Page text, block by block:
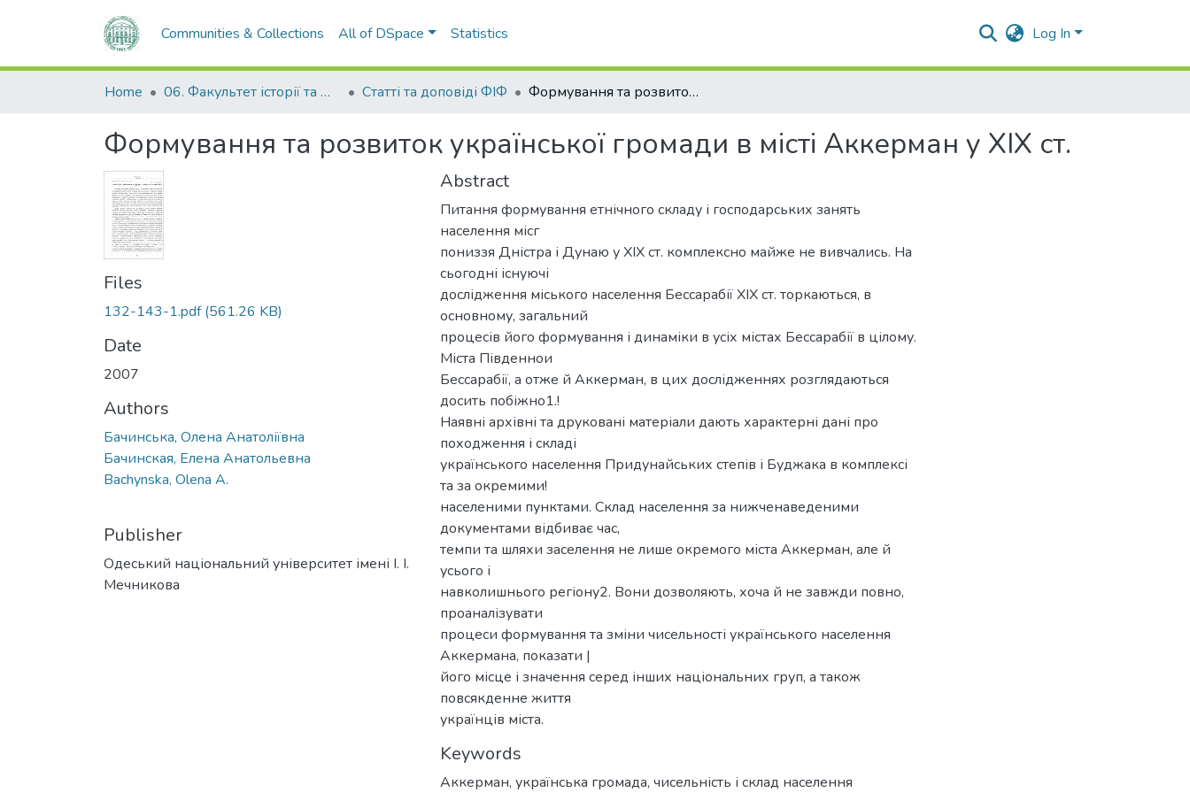
Communities & Collections All of DSpace Statistics Log In
Home 06. Факультет історії та філософії Статті та доповіді ФІФ Формування та розвиток української громади в місті Аккерман у XIX ст.
Формування та розвиток української громади в місті Аккерман у XIX ст.
Files
132-143-1.pdf(561.26 KB)
Date
2007
Authors
Бачинська, Олена Анатоліївна
Бачинская, Елена Анатольевна
Bachynska, Olena A.
Publisher
Одеський національний університет імені І. І.
Мечникова
Abstract
Питання формування етнічного складу і господарських занять
населення місг
пониззя Дністра і Дунаю у XIX ст. комплексно майже не вивчались. На
сьогодні існуючі
дослідження міського населення Бессарабії XIX ст. торкаються, в
основному, загальний
процесів його формування і динаміки в усіх містах Бессарабії в цілому.
Міста Південнои
Бессарабії, а отже й Аккерман, в цих дослідженнях розглядаються
досить побіжно1.!
Наявні архівні та друковані матеріали дають характерні дані про
походження і складі
українського населення Придунайських степів і Буджака в комплексі
та за окремими!
населеними пунктами. Склад населення за нижченаведеними
документами відбиває час,
темпи та шляхи заселення не лише окремого міста Аккерман, але й
усього і
навколишнього регіону2. Вони дозволяють, хоча й не завжди повно,
проаналізувати
процеси формування та зміни чисельності українського населення
Аккермана, показати |
його місце і значення серед інших національних груп, а також
повсякденне життя
українців міста.
Keywords
Аккерман, українська громада, чисельність і склад населення